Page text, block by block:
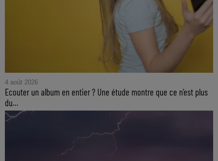
4 août 2026
Ecouter un album en entier ? Une étude montre que ce n’est plus
du...